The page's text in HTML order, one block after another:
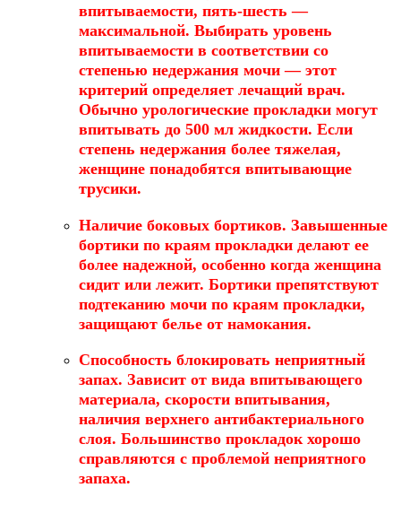
впитываемости, пять-шесть —
максимальной. Выбирать уровень
впитываемости в соответствии со
степенью недержания мочи — этот
критерий определяет лечащий врач.
Обычно урологические прокладки могут
впитывать до 500 мл жидкости. Если
степень недержания более тяжелая,
женщине понадобятся впитывающие
трусики.
Наличие боковых бортиков. Завышенные
бортики по краям прокладки делают ее
более надежной, особенно когда женщина
сидит или лежит. Бортики препятствуют
подтеканию мочи по краям прокладки,
защищают белье от намокания.
Способность блокировать неприятный
запах. Зависит от вида впитывающего
материала, скорости впитывания,
наличия верхнего антибактериального
слоя. Большинство прокладок хорошо
справляются с проблемой неприятного
запаха.